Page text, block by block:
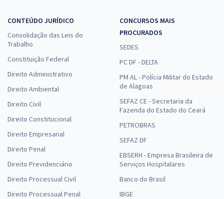
CONTEÚDO JURÍDICO
Consolidação das Leis do
Trabalho
Constituição Federal
Direito Administrativo
Direito Ambiental
Direito Civil
Direito Constitucional
Direito Empresarial
Direito Penal
Direito Previdenciário
Direito Processual Civil
Direito Processual Penal
CONCURSOS MAIS
PROCURADOS
SEDES
PC DF - DELTA
PM AL - Polícia Militar do Estado
de Alagoas
SEFAZ CE - Secretaria da
Fazenda do Estado do Ceará
PETROBRAS
SEFAZ DF
EBSERH - Empresa Brasileira de
Serviços Hospitalares
Banco do Brasil
IBGE